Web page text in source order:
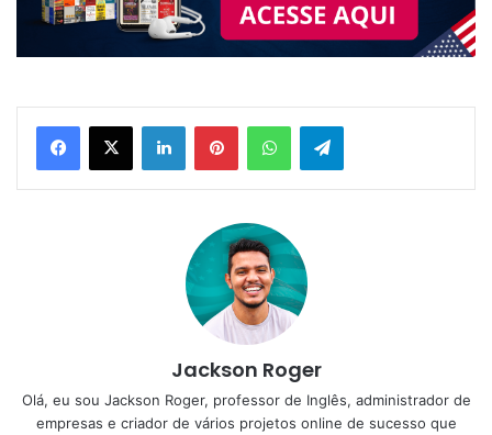
LinkedinPinterestWhatsAppTelegram
Jackson Roger
Olá, eu sou Jackson Roger, professor de Inglês, administrador de
empresas e criador de vários projetos online de sucesso que